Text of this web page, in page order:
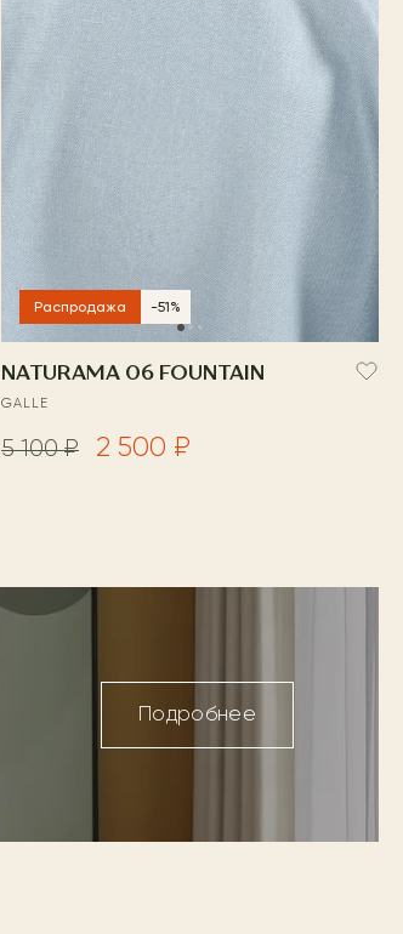
Распродажа -51%
NATURAMA 06 FOUNTAIN
GALLE
5 100 ₽ 2 500 ₽
Подробнее